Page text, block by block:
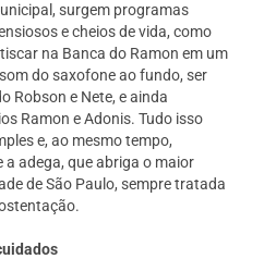
surgem programas
e cheios de vida, como
na Banca do Ramon em um
do saxofone ao fundo, ser
Robson e Nete, e ainda
Ramon e Adonis. Tudo isso
e, ao mesmo tempo,
a adega, que abriga o maior
de São Paulo, sempre tratada